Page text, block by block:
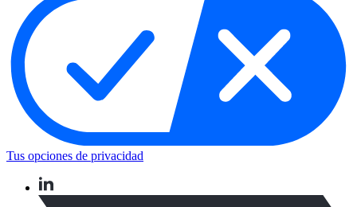
Tus opciones de privacidad